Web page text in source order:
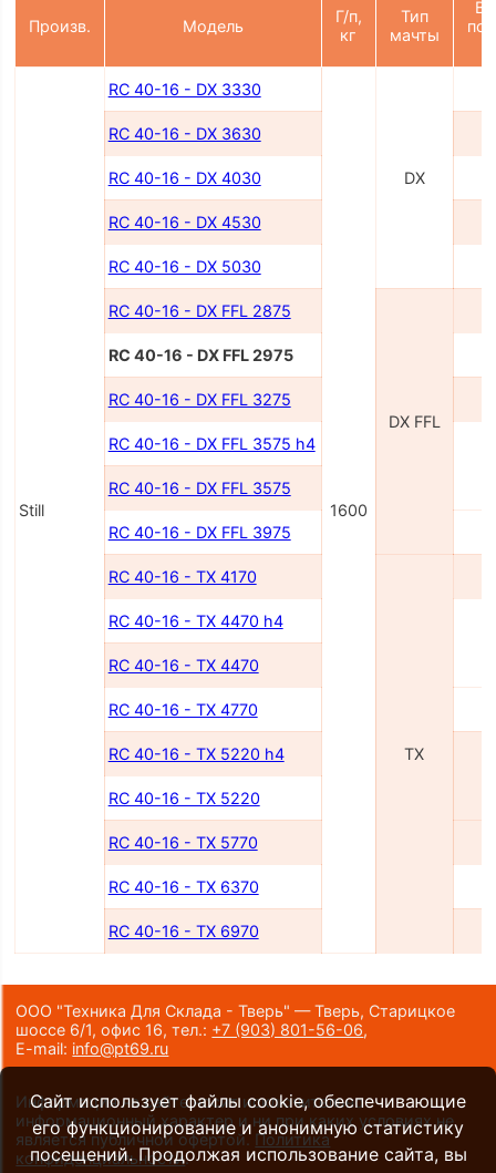
Произв. Модель
Г/п,
кг
Тип
мачты
Still
RC 40-16 - DX 3330
1600
DX
RC 40-16 - DX 3630
RC 40-16 - DX 4030
RC 40-16 - DX 4530
RC 40-16 - DX 5030
RC 40-16 - DX FFL 2875
DX FFL
RC 40-16 - DX FFL 2975
RC 40-16 - DX FFL 3275
RC 40-16 - DX FFL 3575 h4
RC 40-16 - DX FFL 3575
RC 40-16 - DX FFL 3975
RC 40-16 - TX 4170
TX
RC 40-16 - TX 4470 h4
RC 40-16 - TX 4470
RC 40-16 - TX 4770
RC 40-16 - TX 5220 h4
RC 40-16 - TX 5220
RC 40-16 - TX 5770
RC 40-16 - TX 6370
RC 40-16 - TX 6970
ООО "Техника Для Склада - Тверь" — Тверь, Старицкое
шоссе 6/1, офис 16,тел.: +7 (903) 801-56-06,
E-mail: info@pt69.ru
Информация на сайте носит исключительно
информационный характер и ни при каких условиях не
является публичной офертой. Политика
конфиденциальности.
Сайт использует файлы cookie, обеспечивающие
его функционирование и анонимную статистику
посещений. Продолжая использование сайта, вы